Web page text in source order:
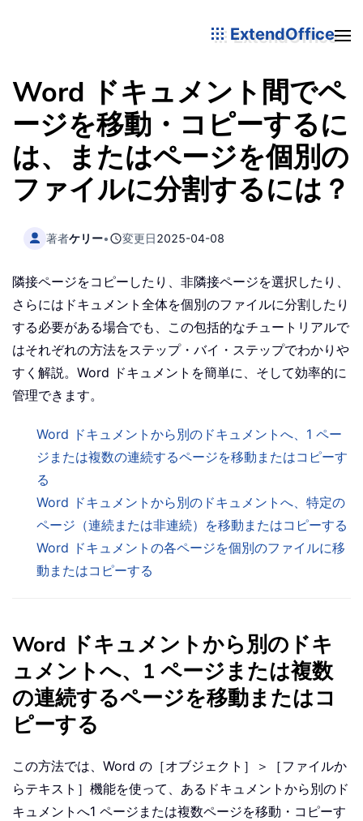
ExtendOffice
Word ドキュメント間でペ
ージを移動・コピーするに
は、またはページを個別の
ファイルに分割するには？
著者ケリー• 変更日2025-04-08
隣接ページをコピーしたり、非隣接ページを選択したり、
さらにはドキュメント全体を個別のファイルに分割したり
する必要がある場合でも、この包括的なチュートリアルで
はそれぞれの方法をステップ・バイ・ステップでわかりや
すく解説。Word ドキュメントを簡単に、そして効率的に
管理できます。
Word ドキュメントから別のドキュメントへ、1 ペー
ジまたは複数の連続するページを移動またはコピーす
る
Word ドキュメントから別のドキュメントへ、特定の
ページ（連続または非連続）を移動またはコピーする
Word ドキュメントの各ページを個別のファイルに移
動またはコピーする
Word ドキュメントから別のドキ
ュメントへ、1 ページまたは複数
の連続するページを移動またはコ
ピーする
この方法では、Word の［オブジェクト］＞［ファイルか
らテキスト］機能を使って、あるドキュメントから別のド
キュメントへ1 ページまたは複数ページを移動・コピーす